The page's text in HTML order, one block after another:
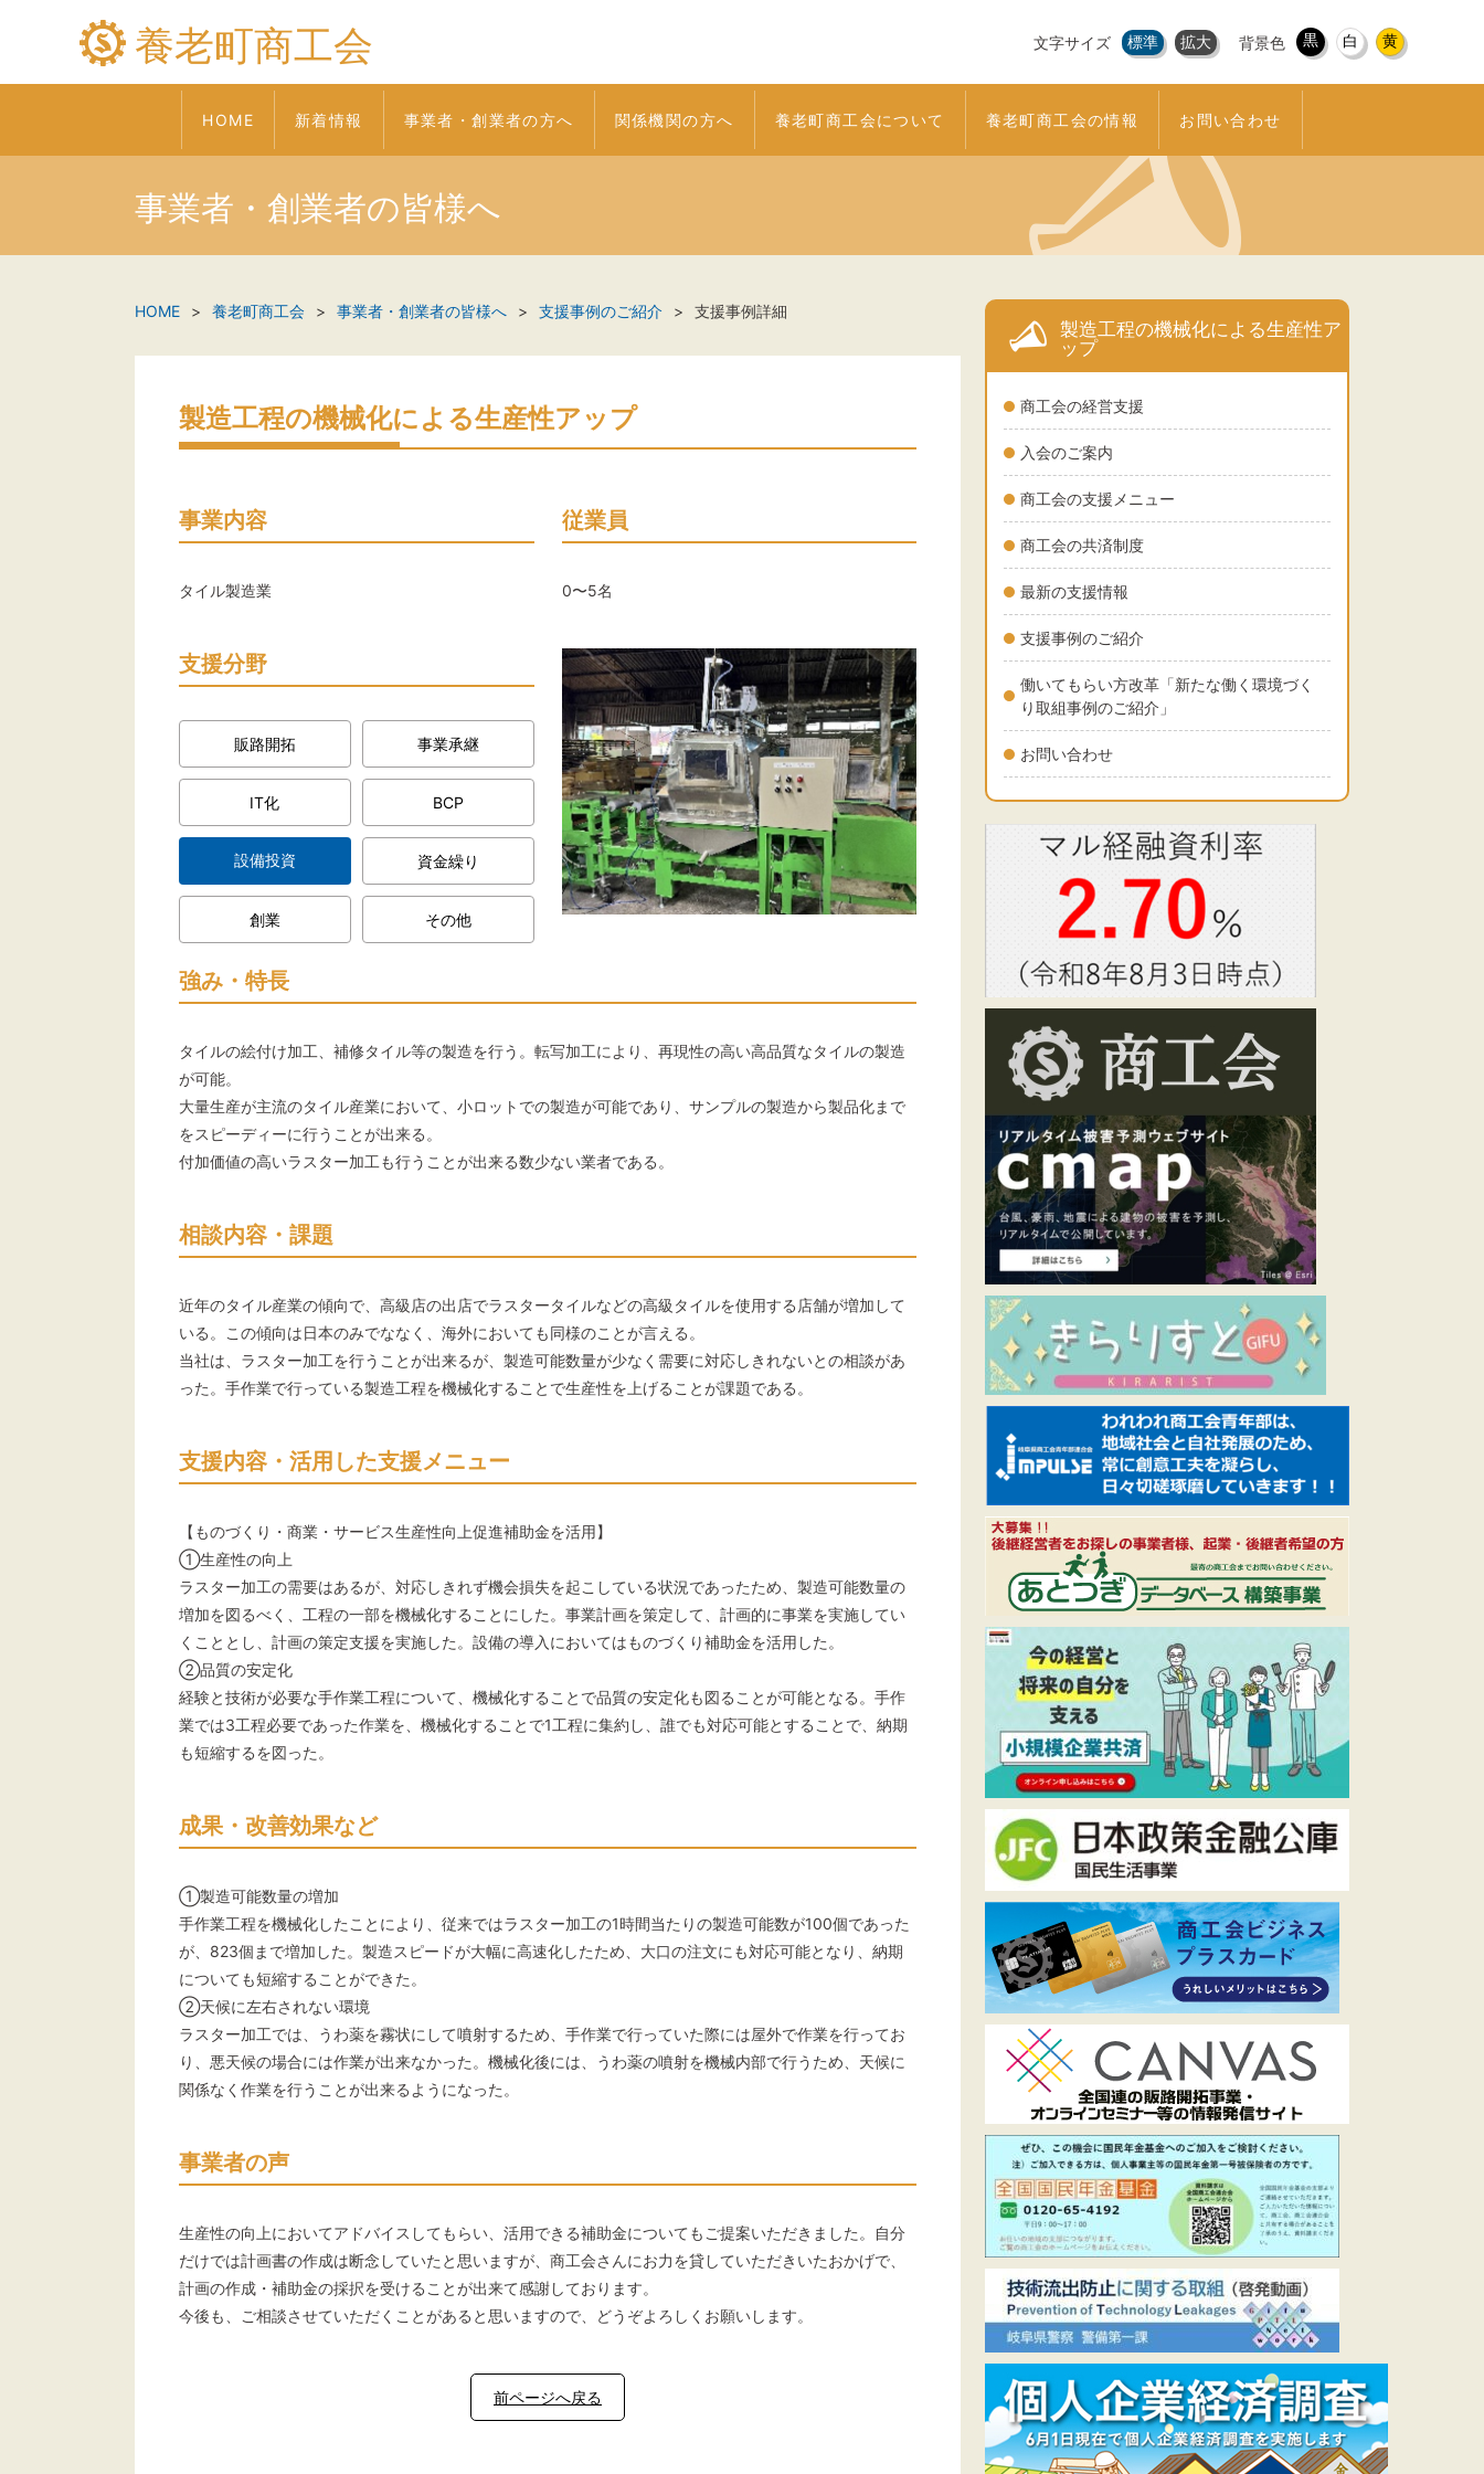
養老町商工会 文字サイズ 標準 拡大 背景色 黒 白 黄
HOME 新着情報 事業者・創業者の方へ 関係機関の方へ 養老町商工会について 養老町商工会の情報 お問い合わせ
事業者・創業者の皆様へ
製造工程の機械化による生産性ア
ップ
商工会の経営支援
入会のご案内
商工会の支援メニュー
商工会の共済制度
最新の支援情報
支援事例のご紹介
働いてもらい方改革「新たな働く環境づく
り取組事例のご紹介」
お問い合わせ
HOME 養老町商工会 事業者・創業者の皆様へ 支援事例のご紹介 支援事例詳細
製造工程の機械化による生産性アップ
事業内容
タイル製造業
従業員
0〜5名
支援分野
販路開拓 事業承継
IT化 BCP
設備投資 資金繰り
創業 その他
強み・特長
タイルの絵付け加工、補修タイル等の製造を行う。転写加工により、再現性の高い高品質なタイルの製造
が可能。
大量生産が主流のタイル産業において、小ロットでの製造が可能であり、サンプルの製造から製品化まで
をスピーディーに行うことが出来る。
付加価値の高いラスター加工も行うことが出来る数少ない業者である。
相談内容・課題
近年のタイル産業の傾向で、高級店の出店でラスタータイルなどの高級タイルを使用する店舗が増加して
いる。この傾向は日本のみでななく、海外においても同様のことが言える。
当社は、ラスター加工を行うことが出来るが、製造可能数量が少なく需要に対応しきれないとの相談があ
った。手作業で行っている製造工程を機械化することで生産性を上げることが課題である。
支援内容・活用した支援メニュー
【ものづくり・商業・サービス生産性向上促進補助金を活用】
①生産性の向上
ラスター加工の需要はあるが、対応しきれず機会損失を起こしている状況であったため、製造可能数量の
増加を図るべく、工程の一部を機械化することにした。事業計画を策定して、計画的に事業を実施してい
くこととし、計画の策定支援を実施した。設備の導入においてはものづくり補助金を活用した。
②品質の安定化
経験と技術が必要な手作業工程について、機械化することで品質の安定化も図ることが可能となる。手作
業では3工程必要であった作業を、機械化することで1工程に集約し、誰でも対応可能とすることで、納期
も短縮するを図った。
成果・改善効果など
①製造可能数量の増加
手作業工程を機械化したことにより、従来ではラスター加工の1時間当たりの製造可能数が100個であった
が、823個まで増加した。製造スピードが大幅に高速化したため、大口の注文にも対応可能となり、納期
についても短縮することができた。
②天候に左右されない環境
ラスター加工では、うわ薬を霧状にして噴射するため、手作業で行っていた際には屋外で作業を行ってお
り、悪天候の場合には作業が出来なかった。機械化後には、うわ薬の噴射を機械内部で行うため、天候に
関係なく作業を行うことが出来るようになった。
事業者の声
生産性の向上においてアドバイスしてもらい、活用できる補助金についてもご提案いただきました。自分
だけでは計画書の作成は断念していたと思いますが、商工会さんにお力を貸していただきいたおかげで、
計画の作成・補助金の採択を受けることが出来て感謝しております。
今後も、ご相談させていただくことがあると思いますので、どうぞよろしくお願いします。
前ページへ戻る